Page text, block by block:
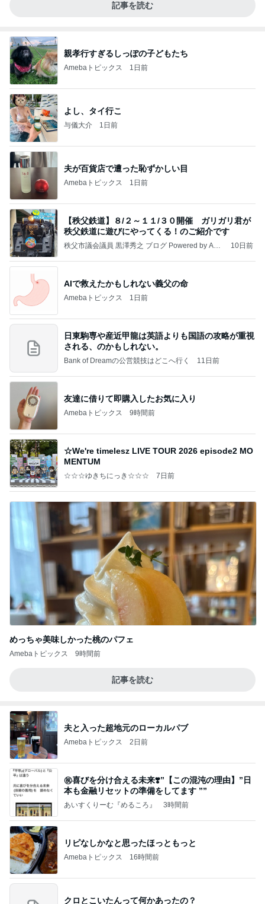
記事を読む
親孝行すぎるしっぽの子どもたち
Amebaトピックス 1日前
よし、タイ行こ
与儀大介 1日前
夫が百貨店で遭った恥ずかしい目
Amebaトピックス 1日前
【秩父鉄道】８/２～１１/３０開催 ガリガリ君が
秩父鉄道に遊びにやってくる！のご紹介です
秩父市議会議員 黒澤秀之 ブログ Powered by Ame
10日前
AIで救えたかもしれない義父の命
Amebaトピックス 1日前
日東駒専や産近甲龍は英語よりも国語の攻略が重視
される、のかもしれない。
Bank of Dreamの公営競技はどこへ行く 11日前
友達に借りて即購入したお気に入り
Amebaトピックス 9時間前
☆We're timelesz LIVE TOUR 2026 episode2 MO
MENTUM
☆☆☆ゆきちにっき☆☆☆ 7日前
めっちゃ美味しかった桃のパフェ
Amebaトピックス 9時間前
記事を読む
夫と入った超地元のローカルパブ
Amebaトピックス 2日前
㊗️喜びを分け合える未来❣️”【この混沌の理由】”⽇
本も⾦融リセットの準備をしてます ””
あいすくりーむ『めるころ』 3時間前
リピなしかなと思ったほっともっと
Amebaトピックス 16時間前
クロとこいたんって何かあったの？